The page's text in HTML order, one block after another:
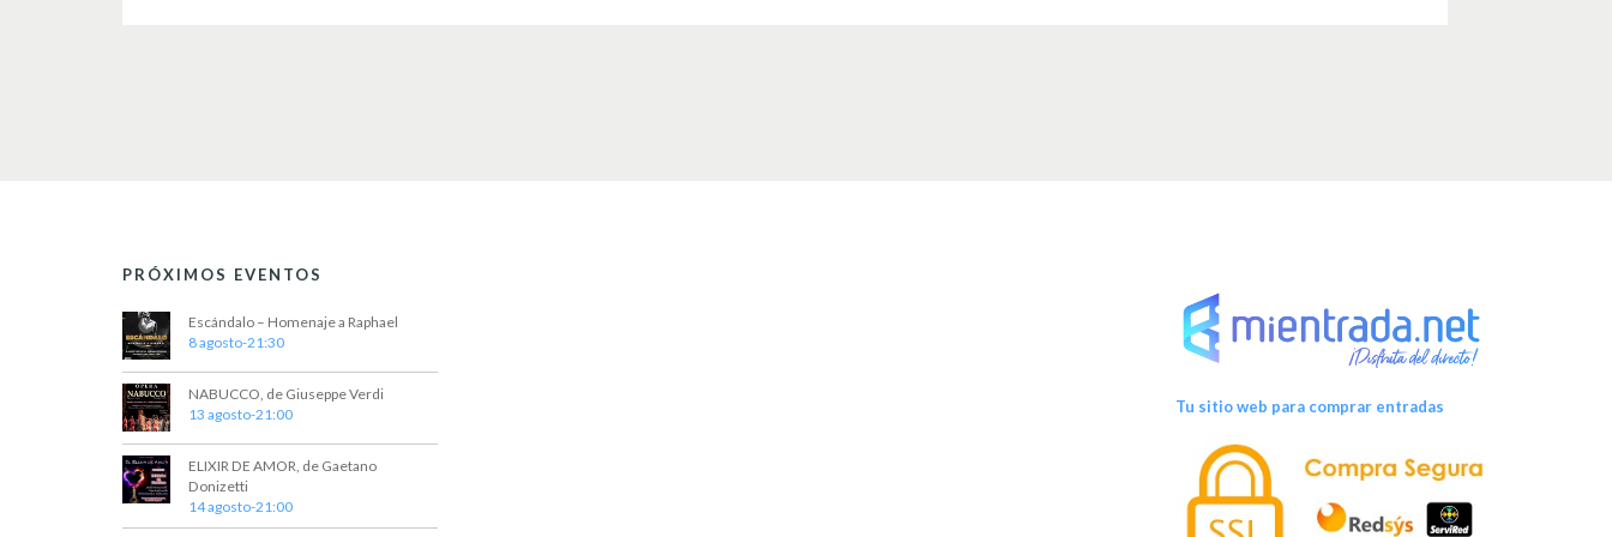
PRÓXIMOS EVENTOS
Escándalo – Homenaje a Raphael
8 agosto-21:30
NABUCCO, de Giuseppe Verdi
13 agosto-21:00
ELIXIR DE AMOR, de Gaetano
Donizetti
14 agosto-21:00
Tu sitio web para comprar entradas